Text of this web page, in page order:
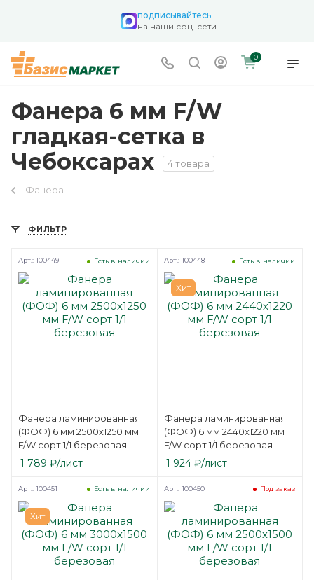
подписывайтесь
на наши соц. сети
0
Фанера 6 мм F/W
гладкая-сетка в
Чебоксарах
4 товара
Фанера
ФИЛЬТР
Фанера ламинированная
(ФОФ) 6 мм 2500х1250 мм
F/W сорт 1/1 березовая
Есть в наличии
Арт.: 100449
1 789 ₽/лист
Хит
Фанера ламинированная
(ФОФ) 6 мм 2440х1220 мм
F/W сорт 1/1 березовая
Есть в наличии
Арт.: 100448
1 924₽/лист
Хит
Есть в наличии
Арт.: 100451 Под заказ
Арт.: 100450